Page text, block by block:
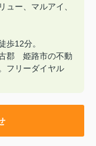
ュー、マルアイ、
歩12分。
郡 姫路市の不動
リーダイヤル